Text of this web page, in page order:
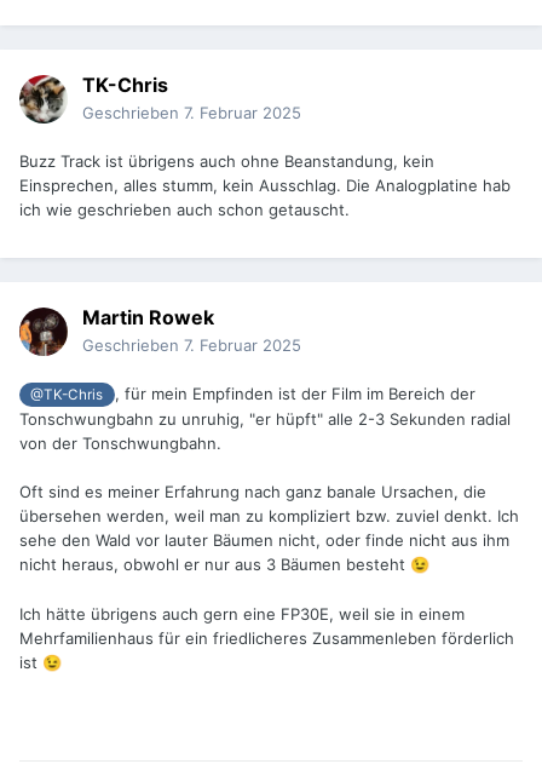
TK-Chris
Geschrieben 7. Februar 2025
Buzz Track ist übrigens auch ohne Beanstandung, kein
Einsprechen, alles stumm, kein Ausschlag. Die Analogplatine hab
ich wie geschrieben auch schon getauscht.
Martin Rowek
Geschrieben 7. Februar 2025
@TK-Chris
, für mein Empfinden ist der Film im Bereich der
Tonschwungbahn zu unruhig, "er hüpft" alle 2-3 Sekunden radial
von der Tonschwungbahn.
Oft sind es meiner Erfahrung nach ganz banale Ursachen, die
übersehen werden, weil man zu kompliziert bzw. zuviel denkt. Ich
sehe den Wald vor lauter Bäumen nicht, oder finde nicht aus ihm
nicht heraus, obwohl er nur aus 3 Bäumen besteht 😉
Ich hätte übrigens auch gern eine FP30E, weil sie in einem
Mehrfamilienhaus für ein friedlicheres Zusammenleben förderlich
ist 😉